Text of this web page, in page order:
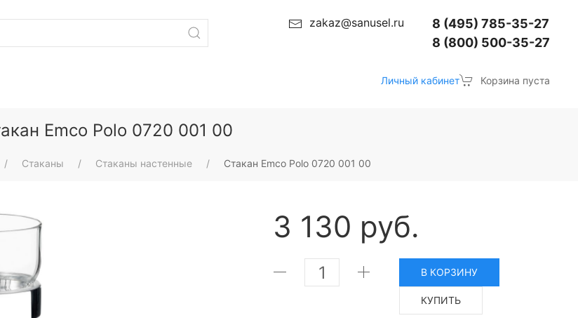
zakaz@sanusel.ru
8 (495) 785-35-27
8 (800) 500-35-27
Личный кабинет Корзина пуста
Emco Polo 0720 001 00
Стаканы Стаканы настенные Стакан Emco Polo 0720 001 00
3 130 руб.
В КОРЗИНУ
КУПИТЬ